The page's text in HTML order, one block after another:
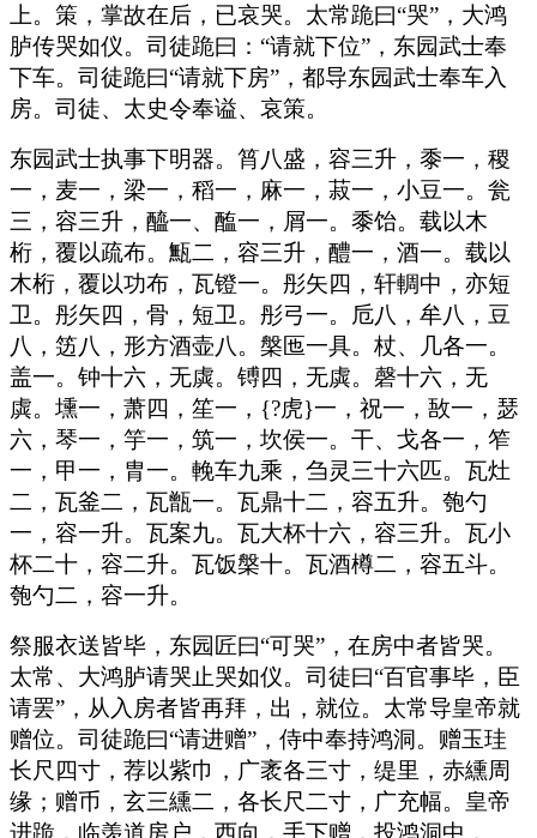
上。策，掌故在后，已哀哭。太常跪曰“哭”，大鸿
胪传哭如仪。司徒跪曰：“请就下位”，东园武士奉
下车。司徒跪曰“请就下房”，都导东园武士奉车入
房。司徒、太史令奉谥、哀策。
东园武士执事下明器。筲八盛，容三升，黍一，稷
一，麦一，梁一，稻一，麻一，菽一，小豆一。瓮
三，容三升，醯一、醢一，屑一。黍饴。载以木
桁，覆以疏布。甒二，容三升，醴一，酒一。载以
木桁，覆以功布，瓦镫一。彤矢四，轩輖中，亦短
卫。彤矢四，骨，短卫。彤弓一。卮八，牟八，豆
八，笾八，形方酒壶八。槃匜一具。杖、几各一。
盖一。钟十六，无虡。镈四，无虡。磬十六，无
虡。壎一，萧四，笙一，{?虎}一，祝一，敔一，瑟
六，琴一，竽一，筑一，坎侯一。干、戈各一，笮
一，甲一，胄一。輓车九乘，刍灵三十六匹。瓦灶
二，瓦釜二，瓦甑一。瓦鼎十二，容五升。匏勺
一，容一升。瓦案九。瓦大杯十六，容三升。瓦小
杯二十，容二升。瓦饭槃十。瓦酒樽二，容五斗。
匏勺二，容一升。
祭服衣送皆毕，东园匠曰“可哭”，在房中者皆哭。
太常、大鸿胪请哭止哭如仪。司徒曰“百官事毕，臣
请罢”，从入房者皆再拜，出，就位。太常导皇帝就
赠位。司徒跪曰“请进赠”，侍中奉持鸿洞。赠玉珪
长尺四寸，荐以紫巾，广袤各三寸，缇里，赤纁周
缘；赠币，玄三纁二，各长尺二寸，广充幅。皇帝
进跪，临羡道房户，西向，手下赠，投鸿洞中，